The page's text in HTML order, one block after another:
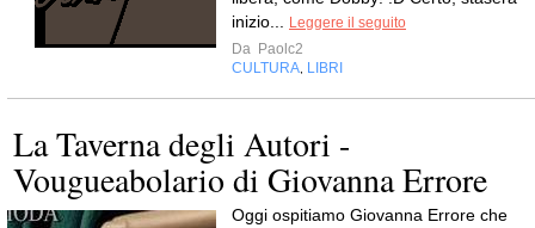
inizio...
Leggere il seguito
Da Paolc2
CULTURA LIBRI
La Taverna degli Autori -
Vougueabolario di Giovanna Errore
Oggi ospitiamo Giovanna Errore che